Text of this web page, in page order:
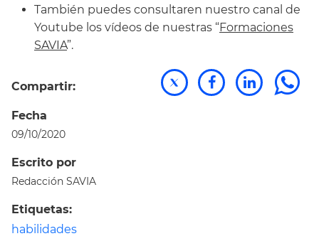
También puedes consultaren nuestro canal de
Youtube los vídeos de nuestras “ Formaciones
SAVIA”.
Compartir:
Fecha
09/10/2020
Escrito por
Redacción SAVIA
Etiquetas:
habilidades